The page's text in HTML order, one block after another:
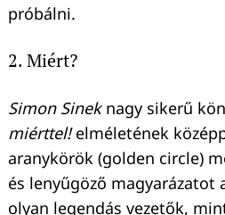
próbálni.
2. Miért?
Simon Sineknagy sikerű
miérttel!elméletének
aranykörök (golden circle)
és lenyűgöző magyarázatot
olyan legendás vezetők,